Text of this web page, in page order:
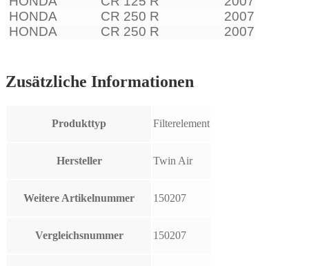
HONDA
CR 250 R
2007
HONDA
CR 250 R 2007
Zusätzliche Informationen
Produkttyp Filterelement
Hersteller Twin Air
Weitere Artikelnummer 150207
Vergleichsnummer 150207